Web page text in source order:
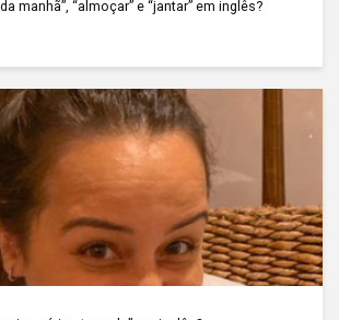
manhã”, “almoçar” e “jantar” em inglês?